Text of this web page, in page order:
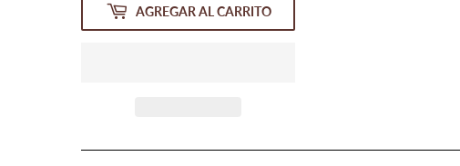
AGREGAR AL CARRITO